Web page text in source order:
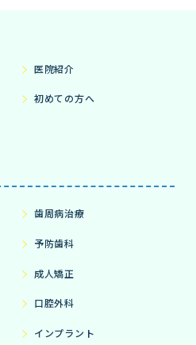
医院紹介
初めての方へ
歯周病治療
予防歯科
成人矯正
口腔外科
インプラント